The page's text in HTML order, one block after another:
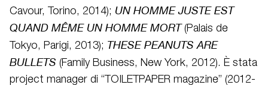
Cavour, Torino, 2014); UN HOMME JUSTE EST
QUAND MÊME UN HOMME MORT (Palais de
Tokyo, Parigi, 2013); THESE PEANUTS ARE
BULLETS (Family Business, New York, 2012). È stata
project manager di “TOILETPAPER magazine” (2012-